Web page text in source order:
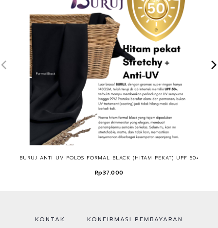
BURUJ ANTI UV POLOS FORMAL BLACK (HITAM PEKAT) UPF 50+
Rp37.000
KONTAK KONFIRMASI PEMBAYARAN